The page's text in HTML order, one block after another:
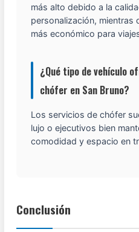
más alto debido a la
personalización, mientras
más económico para
¿Qué tipo de vehículo
chófer en San Bruno?
Los servicios de chófer
lujo o ejecutivos bien
comodidad y espacio en
Conclusión